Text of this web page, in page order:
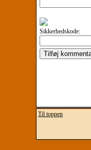
Sikkerhedskode:
Til toppen